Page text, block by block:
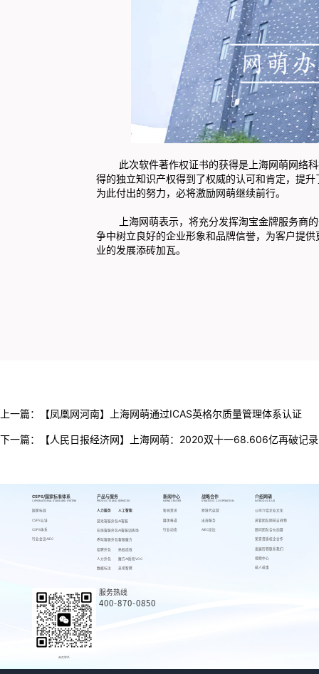
此次软件著作权证书的获得是上海网萌网络科
得的独立知识产权得到了权威的认可和肯定，提
为此付出的努力，必将激励网萌继续前行。
上海网萌表示，将充分发挥淘宝金牌服务商的
争中树立良好的企业形象和品牌信誉，为客户提
业的发展添砖加瓦。
上一篇： 【凤凰网河南】上海网萌通过ICAS英格尔质量管理体系认证
下一篇： 【人民日报经济网】上海网萌：2020双十一68.606亿再破记录
CSPS/国家标准体系
CSPS/NATIONAL STANDARD SYSTEM
国家标准
CSPS认证
CSPS体系
行业会议AIEC
产品与服务
PRODUCTS AND SERVICES
人力服务
游戏客服外包
在线客服外包
呼叫客服外包
招聘外包
人力外包
数据标注
人工智能
AI客服
AI客服训练场
客服魔方
蚂蚁绩效
魔方AI质检VOC
来呗智聘
新闻中心
NEWS CENTER
新闻资讯
媒体报道
行业动态
战略合作
STRATEGIC COOPERATION
跨境代运营
出海服务
AIEC论坛
介绍网萌
INTRODUCE US
公司介绍
高管团队
顾问团队
荣誉资质
发展历程
视频中心
萌人萌事
企业文化
网萌吉祥物
合伙加盟
校企合作
联系我们
商务联系
服务热线
400-870-0850